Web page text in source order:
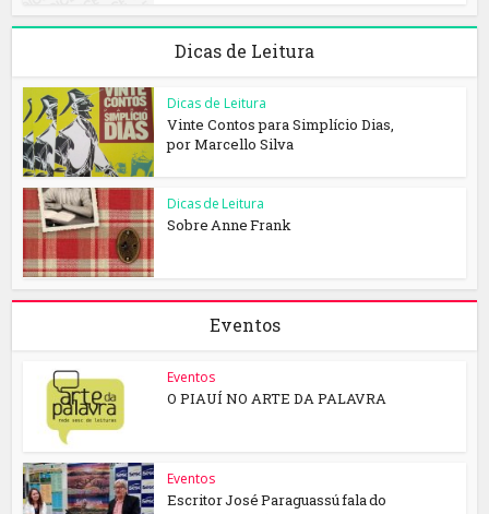
Dicas de Leitura
Dicas de Leitura
Vinte Contos para Simplício Dias,
por Marcello Silva
Dicas de Leitura
Sobre Anne Frank
Eventos
Eventos
O PIAUÍ NO ARTE DA PALAVRA
Eventos
Escritor José Paraguassú fala do